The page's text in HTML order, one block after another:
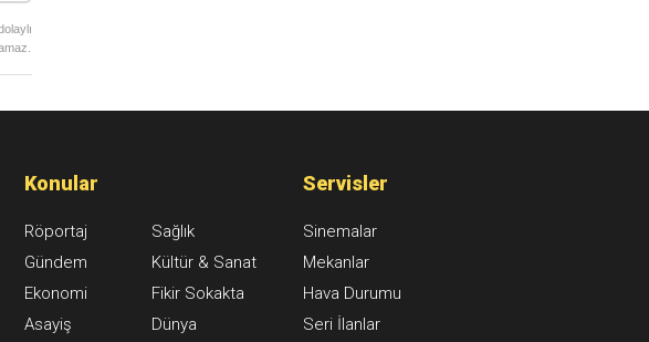
Konular
Röportaj
Gündem
Ekonomi
Asayiş
Sağlık
Kültür & Sanat
Fikir Sokakta
Dünya
Servisler
Sinemalar
Mekanlar
Hava Durumu
Seri İlanlar